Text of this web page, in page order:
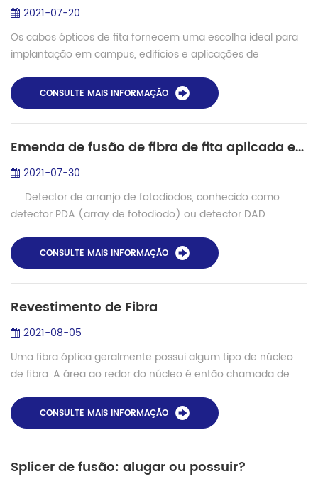
2021-07-20
Os cabos ópticos de fita fornecem uma escolha ideal para
implantação em campus, edifícios e aplicações de
de fibra de mais de 24. Assim como o ca...
CONSULTE MAIS INFORMAÇÃO
Emenda de fusão de fibra de fita aplicada em PDA (matriz de diodo de foto)
2021-07-30
Detector de arranjo de fotodiodos, conhecido como
detector PDA (array de fotodiodo) ou detector DAD
ULTRAVIOLETA desenvol...
CONSULTE MAIS INFORMAÇÃO
Revestimento de Fibra
2021-08-05
Uma fibra óptica geralmente possui algum tipo de núcleo
de fibra. A área ao redor do núcleo é então chamada de
núcleo de uma fibra, que...
CONSULTE MAIS INFORMAÇÃO
Splicer de fusão: alugar ou possuir?